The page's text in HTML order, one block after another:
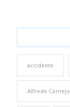
accidente
Alfredo Cornejo